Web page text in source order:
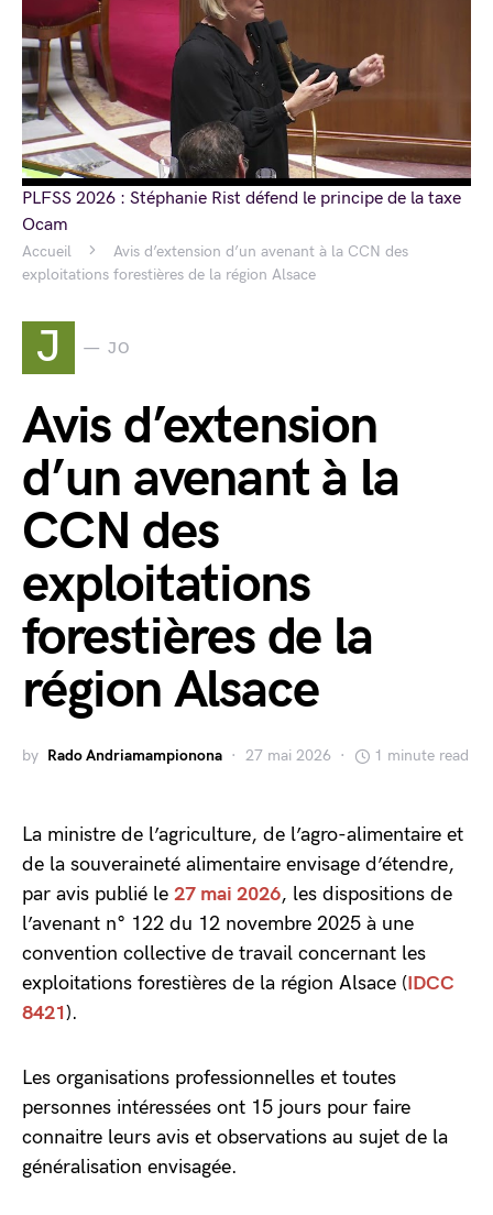
Accueil
Avis d’extension d’un avenant à la CCN des
exploitations forestières de la région Alsace
J JO
Avis d’extension
d’un avenant à la
CCN des
exploitations
forestières de la
région Alsace
by Rado Andriamampionona 27 mai 2026 1 minute read
La ministre de l’agriculture, de l’agro-alimentaire et
de la souveraineté alimentaire envisage d’étendre,
par avis publié le 27 mai 2026, les dispositions de
l’avenant n° 122 du 12 novembre 2025 à une
convention collective de travail concernant les
exploitations forestières de la région Alsace (IDCC
8421).
Les organisations professionnelles et toutes
personnes intéressées ont 15 jours pour faire
connaitre leurs avis et observations au sujet de la
généralisation envisagée.
PLFSS 2026 : Stéphanie Rist défend le principe de la taxe
Ocam